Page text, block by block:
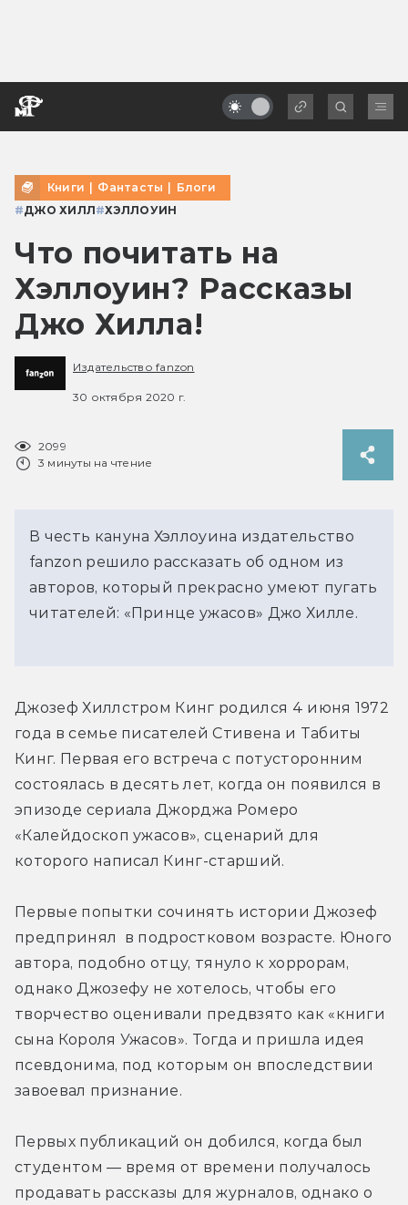
Книги | Фантасты | Блоги
#ДЖО ХИЛЛ#ХЭЛЛОУИН
Что почитать на
Хэллоуин? Рассказы
Джо Хилла!
Издательство fanzon
30 октября 2020 г.
2099
3 минуты на чтение
В честь кануна Хэллоуина издательство
fanzon решило рассказать об одном из
авторов, который прекрасно умеют пугать
читателей: «Принце ужасов» Джо Хилле.
Джозеф Хиллстром Кинг родился 4 июня 1972
года в семье писателей Стивена и Табиты
Кинг. Первая его встреча с потусторонним
состоялась в десять лет, когда он появился в
эпизоде сериала Джорджа Ромеро
«Калейдоскоп ужасов», сценарий для
которого написал Кинг-старший.
Первые попытки сочинять истории Джозеф
предпринял  в подростковом возрасте. Юного
автора, подобно отцу, тянуло к хоррорам,
однако Джозефу не хотелось, чтобы его
творчество оценивали предвзято как «книги
сына Короля Ужасов». Тогда и пришла идея
псевдонима, под которым он впоследствии
завоевал признание.
Первых публикаций он добился, когда был
студентом — время от времени получалось
продавать рассказы для журналов, однако о